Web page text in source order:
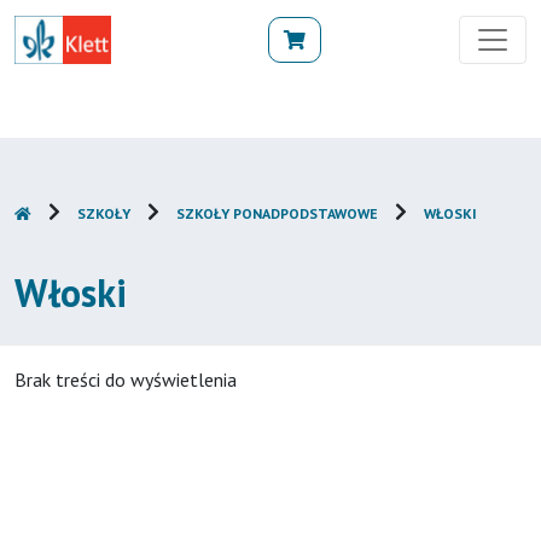
SZKOŁY SZKOŁY PONADPODSTAWOWE WŁOSKI
Włoski
Brak treści do wyświetlenia